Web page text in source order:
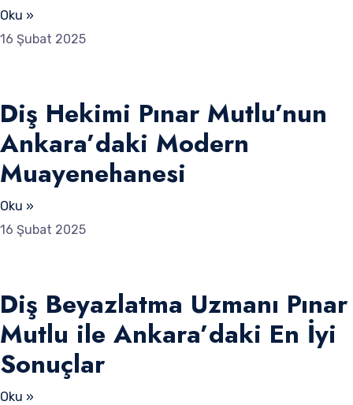
Oku »
16 Şubat 2025
Diş Hekimi Pınar Mutlu’nun
Ankara’daki Modern
Muayenehanesi
Oku »
16 Şubat 2025
Diş Beyazlatma Uzmanı Pınar
Mutlu ile Ankara’daki En İyi
Sonuçlar
Oku »